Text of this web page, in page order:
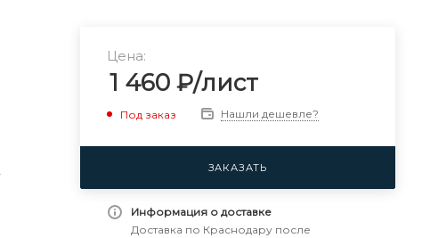
Цена:
1 460₽/лист
Под заказ Нашли дешевле?
ЗАКАЗАТЬ
Информация о доставке
Доставка по Краснодару после